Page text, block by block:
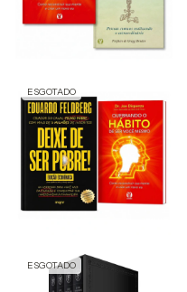
ESGOTADO
ESGOTADO